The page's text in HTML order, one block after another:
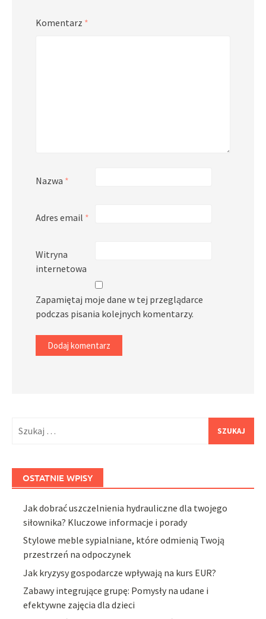
Komentarz *
Nazwa *
Adres email *
Witryna
internetowa
Zapamiętaj moje dane w tej przeglądarce
podczas pisania kolejnych komentarzy.
OSTATNIE WPISY
Jak dobrać uszczelnienia hydrauliczne dla twojego
siłownika? Kluczowe informacje i porady
Stylowe meble sypialniane, które odmienią Twoją
przestrzeń na odpoczynek
Jak kryzysy gospodarcze wpływają na kurs EUR?
Zabawy integrujące grupę: Pomysły na udane i
efektywne zajęcia dla dzieci